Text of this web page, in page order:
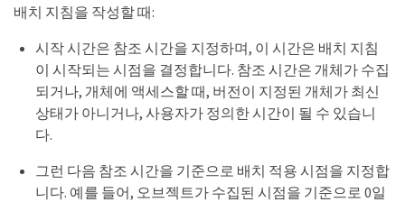
배치 지침을 작성할 때:
시작 시간은 참조 시간을 지정하며, 이 시간은 배치 지침
이 시작되는 시점을 결정합니다. 참조 시간은 개체가 수집
되거나, 개체에 액세스할 때, 버전이 지정된 개체가 최신
상태가 아니거나, 사용자가 정의한 시간이 될 수 있습니
다.
그런 다음 참조 시간을 기준으로 배치 적용 시점을 지정합
니다. 예를 들어, 오브젝트가 수집된 시점을 기준으로 0일